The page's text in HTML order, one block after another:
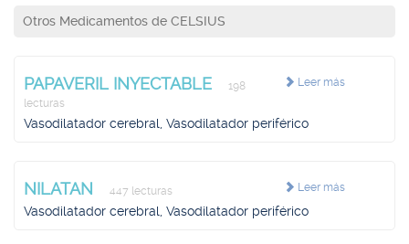
Otros Medicamentos de CELSIUS
Leer más
PAPAVERIL INYECTABLE
198
lecturas
Vasodilatador cerebral, Vasodilatador periférico
Leer más
NILATAN 447 lecturas
Vasodilatador cerebral, Vasodilatador periférico